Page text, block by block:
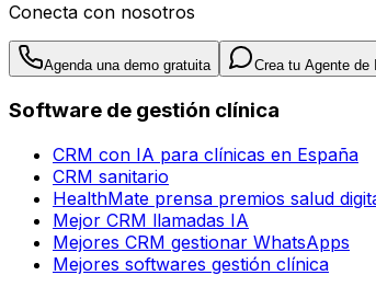
Conecta con nosotros
Agenda una demo gratuita Crea tu Agente de
Software de gestión clínica
CRM con IA para clínicas en España
CRM sanitario
HealthMate prensa premios salud
Mejor CRM llamadas IA
Mejores CRM gestionar WhatsApps
Mejores softwares gestión clínica